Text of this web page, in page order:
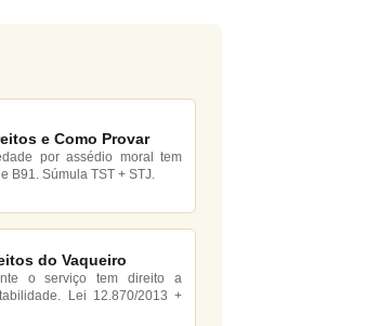
e Como Provar
por assédio moral tem
B91. Súmula TST + STJ.
do Vaqueiro
o serviço tem direito a
Lei 12.870/2013 +